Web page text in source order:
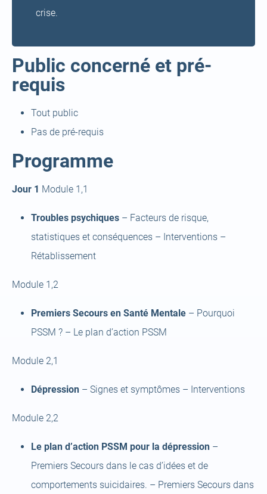
crise.
Public concerné et pré-
requis
Tout public
Pas de pré-requis
Programme
Jour 1 Module 1,1
Troubles psychiques – Facteurs de risque,
statistiques et conséquences – Interventions –
Rétablissement
Module 1,2
Premiers Secours en Santé Mentale – Pourquoi
PSSM ? – Le plan d’action PSSM
Module 2,1
Dépression – Signes et symptômes – Interventions
Module 2,2
Le plan d’action PSSM pour la dépression –
Premiers Secours dans le cas d’idées et de
comportements suicidaires. – Premiers Secours dans